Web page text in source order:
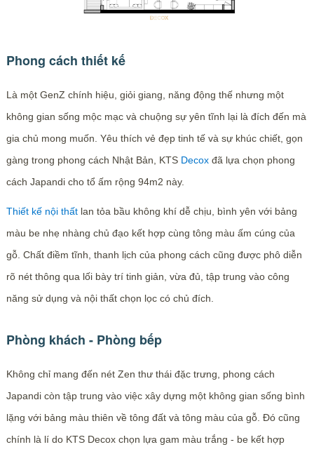
Phong cách thiết kế
Là một GenZ chính hiệu, giỏi giang, năng động thế nhưng một
không gian sống mộc mạc và chuộng sự yên tĩnh lại là đích đến mà
gia chủ mong muốn. Yêu thích vẻ đẹp tinh tế và sự khúc chiết, gọn
gàng trong phong cách Nhật Bản, KTS Decoxđã lựa chọn phong
cách Japandi cho tổ ấm rộng 94m2 này.
Thiết kế nội thấtlan tỏa bầu không khí dễ chịu, bình yên với bảng
màu be nhẹ nhàng chủ đạo kết hợp cùng tông màu ấm cúng của
gỗ. Chất điềm tĩnh, thanh lịch của phong cách cũng được phô diễn
rõ nét thông qua lối bày trí tinh giản, vừa đủ, tập trung vào công
năng sử dụng và nội thất chọn lọc có chủ đích.
Phòng khách - Phòng bếp
Không chỉ mang đến nét Zen thư thái đặc trưng, phong cách
Japandi còn tập trung vào việc xây dựng một không gian sống bình
lặng với bảng màu thiên về tông đất và tông màu của gỗ. Đó cũng
chính là lí do KTS Decox chọn lựa gam màu trắng - be kết hợp